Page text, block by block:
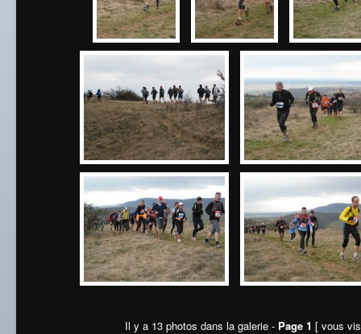
Il y a 13 photos dans la galerie - Page 1 [ vous